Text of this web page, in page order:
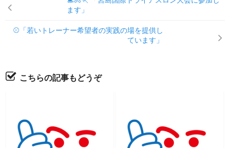
ます」
⚾「若いトレーナー希望者の実践の場を提供し
ています」
こちらの記事もどうぞ